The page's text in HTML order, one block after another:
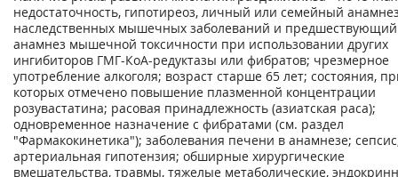
недостаточность, гипотиреоз, личный или семейный
наследственных мышечных заболеваний и предшествующий
анамнез мышечной токсичности при использовании других
ингибиторов ГМГ-КоА-редуктазы или фибратов; чрезмерное
употребление алкоголя; возраст старше 65 лет; состояния,
которых отмечено повышение плазменной концентрации
розувастатина; расовая принадлежность (азиатская раса);
одновременное назначение с фибратами (см. раздел
"Фармакокинетика"); заболевания печени в анамнезе;
артериальная гипотензия; обширные хирургические
вмешательства, травмы, тяжелые метаболические,